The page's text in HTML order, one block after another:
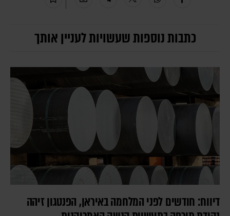
כתבות נוספות שעשויות לעניין אותך
דיווח: חודשים לפני המלחמה באיראן, הפנטגון זיהה